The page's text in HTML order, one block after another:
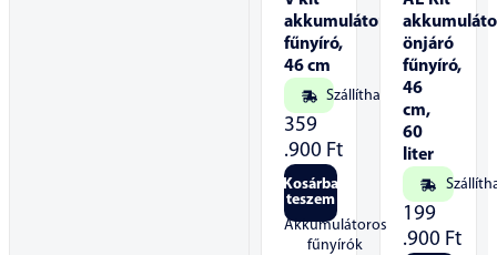
akkumulátoros
fűnyíró,
46 cm
Szállítható
359
.900 Ft
Kosárba
teszem
Akkumulátoros
fűnyírók
önjáró
fűnyíró,
46
cm,
60
liter
199
.900 Ft